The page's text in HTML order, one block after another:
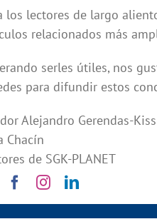
los lectores de largo
relacionados más
serles útiles, nos
para difundir estos
Alejandro Gerendas-Kiss
Chacín
de SGK-PLANET